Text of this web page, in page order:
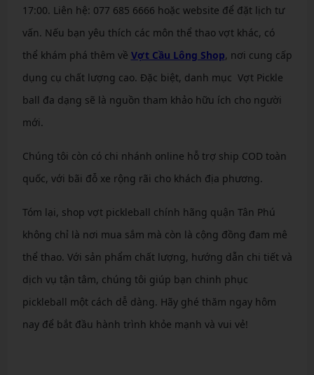
17:00. Liên hệ: 077 685 6666 hoặc website để đặt lịch tư
vấn. Nếu bạn yêu thích các môn thể thao vợt khác, có
thể khám phá thêm về Vợt Cầu Lông Shop, nơi cung cấp
dụng cụ chất lượng cao. Đặc biệt, danh mục Vợt Pickle
ball đa dạng sẽ là nguồn tham khảo hữu ích cho người
mới.
Chúng tôi còn có chi nhánh online hỗ trợ ship COD toàn
quốc, với bãi đỗ xe rộng rãi cho khách địa phương.
Tóm lại, shop vợt pickleball chính hãng quận Tân Phú
không chỉ là nơi mua sắm mà còn là cộng đồng đam mê
thể thao. Với sản phẩm chất lượng, hướng dẫn chi tiết và
dịch vụ tận tâm, chúng tôi giúp bạn chinh phục
pickleball một cách dễ dàng. Hãy ghé thăm ngay hôm
nay để bắt đầu hành trình khỏe mạnh và vui vẻ!